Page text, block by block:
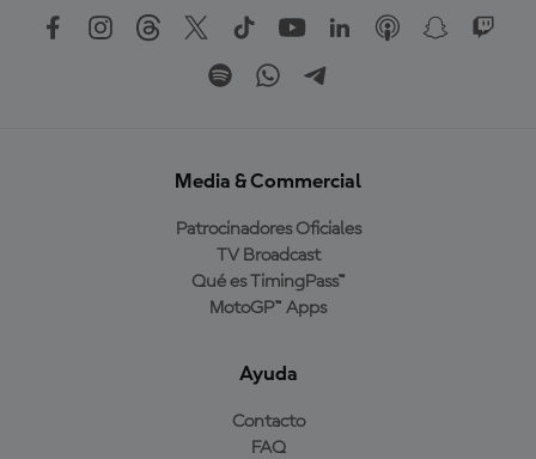
Media & Commercial
Patrocinadores Oficiales
TV Broadcast
Qué es TimingPass™
MotoGP™ Apps
Ayuda
Contacto
FAQ